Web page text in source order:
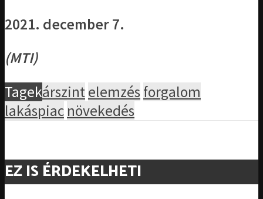
2021. december 7.
(MTI)
Tagekárszintelemzés forgalom
lakáspiac növekedés
EZ IS ÉRDEKELHETI